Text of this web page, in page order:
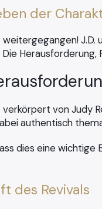
der
J.D.
Die
von Judy
authentisch
dies eine
des Revivals